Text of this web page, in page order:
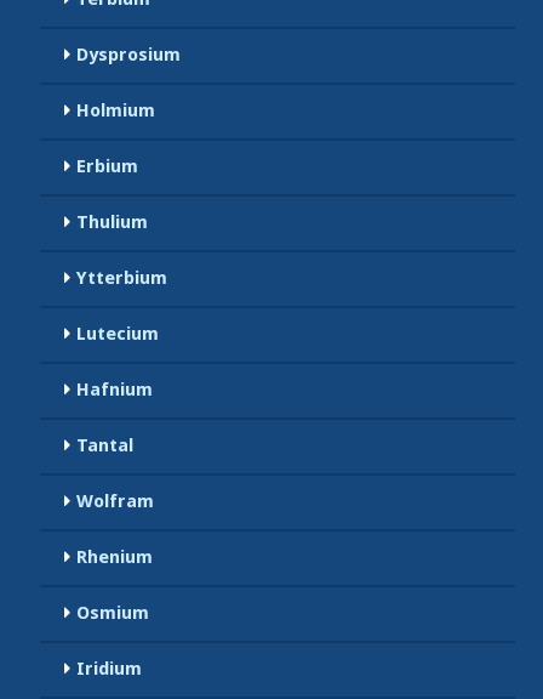
Dysprosium
Holmium
Erbium
Thulium
Ytterbium
Lutecium
Hafnium
Tantal
Wolfram
Rhenium
Osmium
Iridium